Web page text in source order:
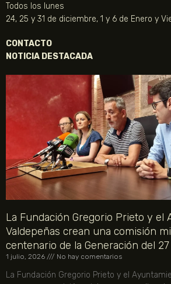
Todos los lunes
24, 25 y 31 de diciembre, 1 y 6 de Enero y
CONTACTO
NOTICIA DESTACADA
La Fundación Gregorio Prieto y el
Valdepeñas crean una comisión
centenario de la Generación del 27
1 julio, 2026 No hay comentarios
La Fundación Gregorio Prieto y el